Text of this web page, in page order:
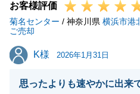
お客様評価
菊名センター / 神奈川県 横浜市港
ご売却
K様
K様 2026年1月31日
思ったよりも速やかに出来